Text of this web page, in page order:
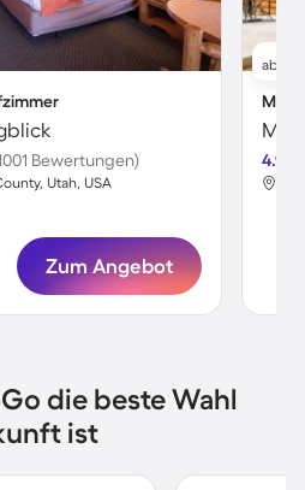
Bewertungen)
Utah, USA
Zum Angebot
ab
4.9
die beste Wahl
ist